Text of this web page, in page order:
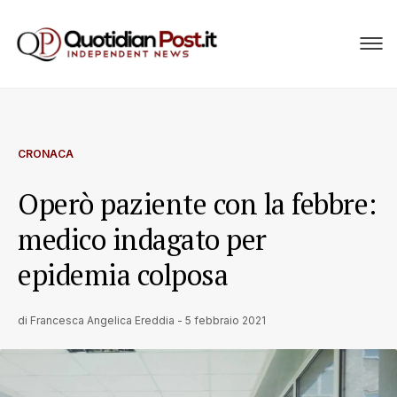
CRONACA
Operò paziente con la febbre:
medico indagato per
epidemia colposa
di Francesca Angelica Ereddia - 5 febbraio 2021